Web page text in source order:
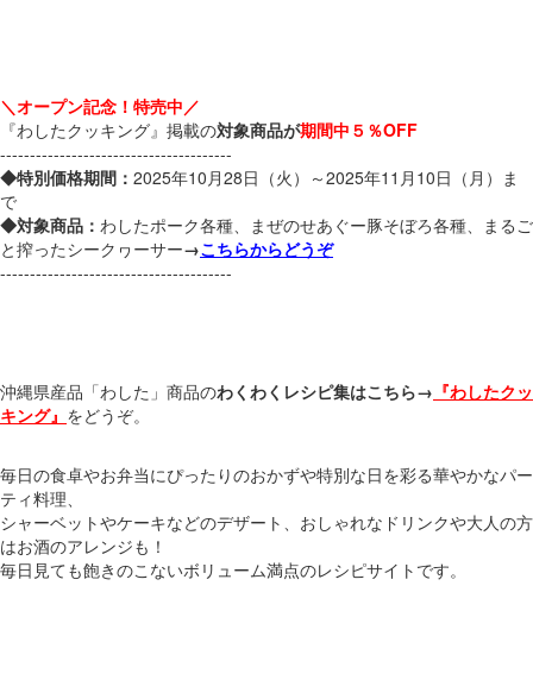
＼オープン記念！特売中／
『わしたクッキング』掲載の対象商品が期間中５％OFF
---------------------------------------
◆特別価格期間： 2025年10月28日（火）～2025年11月10日（月）ま
で
◆対象商品： わしたポーク各種、まぜのせあぐー豚そぼろ各種、まるご
と搾ったシークヮーサー→こちらからどうぞ
---------------------------------------
沖縄県産品「わした」商品のわくわくレシピ集はこちら→ 『わしたクッ
キング』 をどうぞ。
毎日の食卓やお弁当にぴったりのおかずや特別な日を彩る華やかなパー
ティ料理、
シャーベットやケーキなどのデザート、おしゃれなドリンクや大人の方
はお酒のアレンジも！
毎日見ても飽きのこないボリューム満点のレシピサイトです。